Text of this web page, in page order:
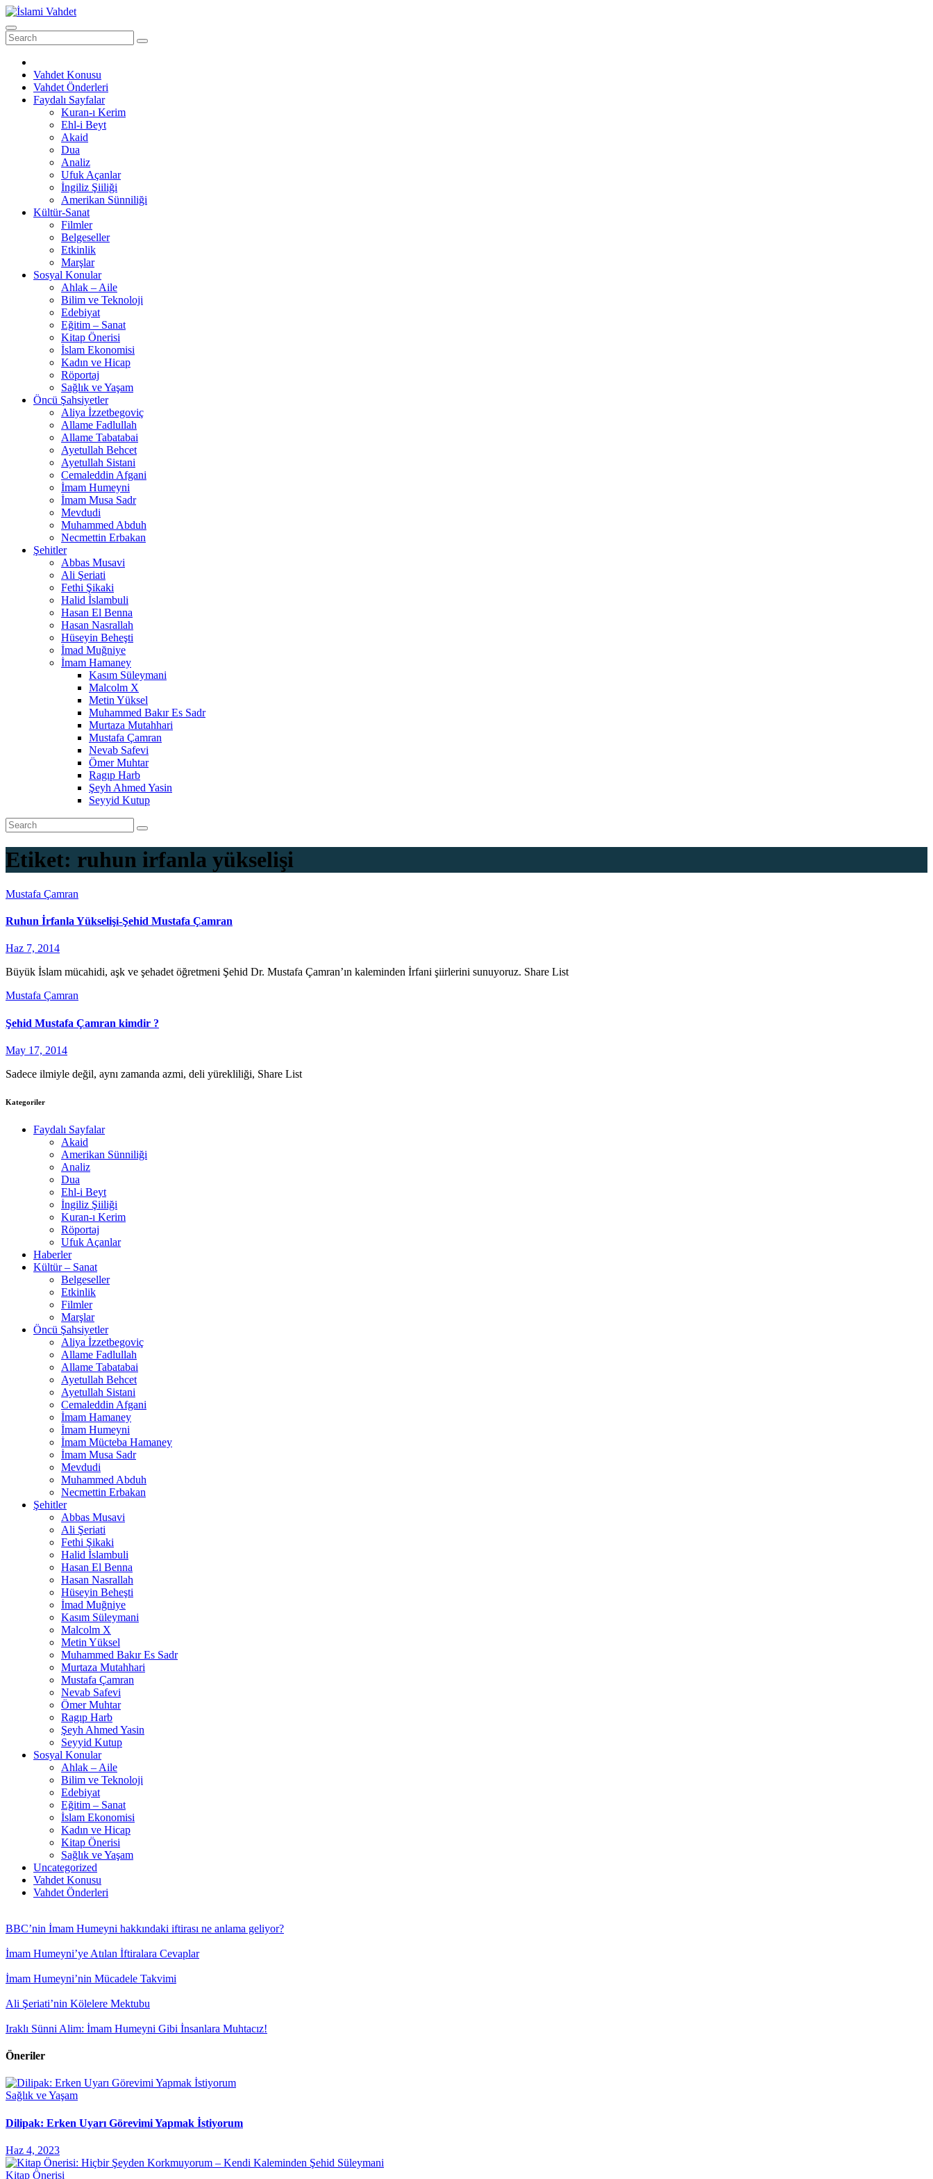
Skip
to
content
Vahdet Konusu
Vahdet Önderleri
Faydalı Sayfalar
Kuran-ı Kerim
Ehl-i Beyt
Akaid
Dua
Analiz
Ufuk Açanlar
İngiliz Şiiliği
Amerikan Sünniliği
Kültür-Sanat
Filmler
Belgeseller
Etkinlik
Marşlar
Sosyal Konular
Ahlak – Aile
Bilim ve Teknoloji
Edebiyat
Eğitim – Sanat
Kitap Önerisi
İslam Ekonomisi
Kadın ve Hicap
Röportaj
Sağlık ve Yaşam
Öncü Şahsiyetler
Aliya İzzetbegoviç
Allame Fadlullah
Allame Tabatabai
Ayetullah Behcet
Ayetullah Sistani
Cemaleddin Afgani
İmam Humeyni
İmam Musa Sadr
Mevdudi
Muhammed Abduh
Necmettin Erbakan
Şehitler
Abbas Musavi
Ali Şeriati
Fethi Şikaki
Halid İslambuli
Hasan El Benna
Hasan Nasrallah
Hüseyin Beheşti
İmad Muğniye
İmam Hamaney
Kasım Süleymani
Malcolm X
Metin Yüksel
Muhammed Bakır Es Sadr
Murtaza Mutahhari
Mustafa Çamran
Nevab Safevi
Ömer Muhtar
Ragıp Harb
Şeyh Ahmed Yasin
Seyyid Kutup
Etiket: ruhun irfanla yükselişi
Mustafa Çamran
Ruhun İrfanla Yükselişi-Şehid Mustafa Çamran
Haz 7, 2014
Büyük İslam mücahidi, aşk ve şehadet öğretmeni Şehid Dr. Mustafa Çamran’ın kaleminden İrfani şiirlerini sunuyoruz. Share List
Mustafa Çamran
Şehid Mustafa Çamran kimdir ?
May 17, 2014
Sadece ilmiyle değil, aynı zamanda azmi, deli yürekliliği, Share List
Kategoriler
Faydalı Sayfalar
Akaid
Amerikan Sünniliği
Analiz
Dua
Ehl-i Beyt
İngiliz Şiiliği
Kuran-ı Kerim
Röportaj
Ufuk Açanlar
Haberler
Kültür – Sanat
Belgeseller
Etkinlik
Filmler
Marşlar
Öncü Şahsiyetler
Aliya İzzetbegoviç
Allame Fadlullah
Allame Tabatabai
Ayetullah Behcet
Ayetullah Sistani
Cemaleddin Afgani
İmam Hamaney
İmam Humeyni
İmam Mücteba Hamaney
İmam Musa Sadr
Mevdudi
Muhammed Abduh
Necmettin Erbakan
Şehitler
Abbas Musavi
Ali Şeriati
Fethi Şikaki
Halid İslambuli
Hasan El Benna
Hasan Nasrallah
Hüseyin Beheşti
İmad Muğniye
Kasım Süleymani
Malcolm X
Metin Yüksel
Muhammed Bakır Es Sadr
Murtaza Mutahhari
Mustafa Çamran
Nevab Safevi
Ömer Muhtar
Ragıp Harb
Şeyh Ahmed Yasin
Seyyid Kutup
Sosyal Konular
Ahlak – Aile
Bilim ve Teknoloji
Edebiyat
Eğitim – Sanat
İslam Ekonomisi
Kadın ve Hicap
Kitap Önerisi
Sağlık ve Yaşam
Uncategorized
Vahdet Konusu
Vahdet Önderleri
BBC’nin İmam Humeyni hakkındaki iftirası ne anlama geliyor?
İmam Humeyni’ye Atılan İftiralara Cevaplar
İmam Humeyni’nin Mücadele Takvimi
Ali Şeriati’nin Kölelere Mektubu
Iraklı Sünni Alim: İmam Humeyni Gibi İnsanlara Muhtacız!
Öneriler
Sağlık ve Yaşam
Dilipak: Erken Uyarı Görevimi Yapmak İstiyorum
Haz 4, 2023
Kitap Önerisi